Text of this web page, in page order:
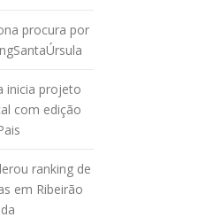
procura por
inicia projeto
com edição
ranking de
em Ribeirão